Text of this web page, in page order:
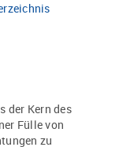
der Kern des
Fülle von
zu